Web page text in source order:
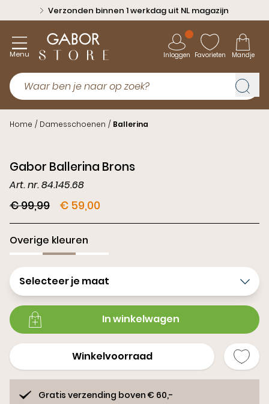
Verzonden binnen 1 werkdag uit NL magazijn
Menu Inloggen Favorieten Mandje
Home / Damesschoenen / Ballerina
Gabor Ballerina Brons
Art. nr. 84.145.68
€ 99,99 € 59,00
Overige kleuren
Selecteer je maat
In winkelwagen
Winkelvoorraad
Gratis verzending boven € 60,-